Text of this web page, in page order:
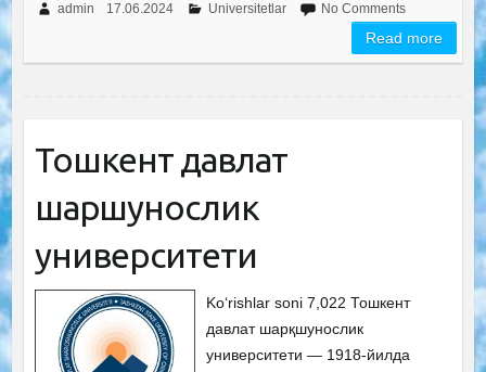
admin 17.06.2024 Universitetlar No Comments
Read more
Тошкент давлат
шарқшунослик
университети
Ko‘rishlar soni 7,022 Тошкент
давлат шарқшунослик
университети — 1918-йилда